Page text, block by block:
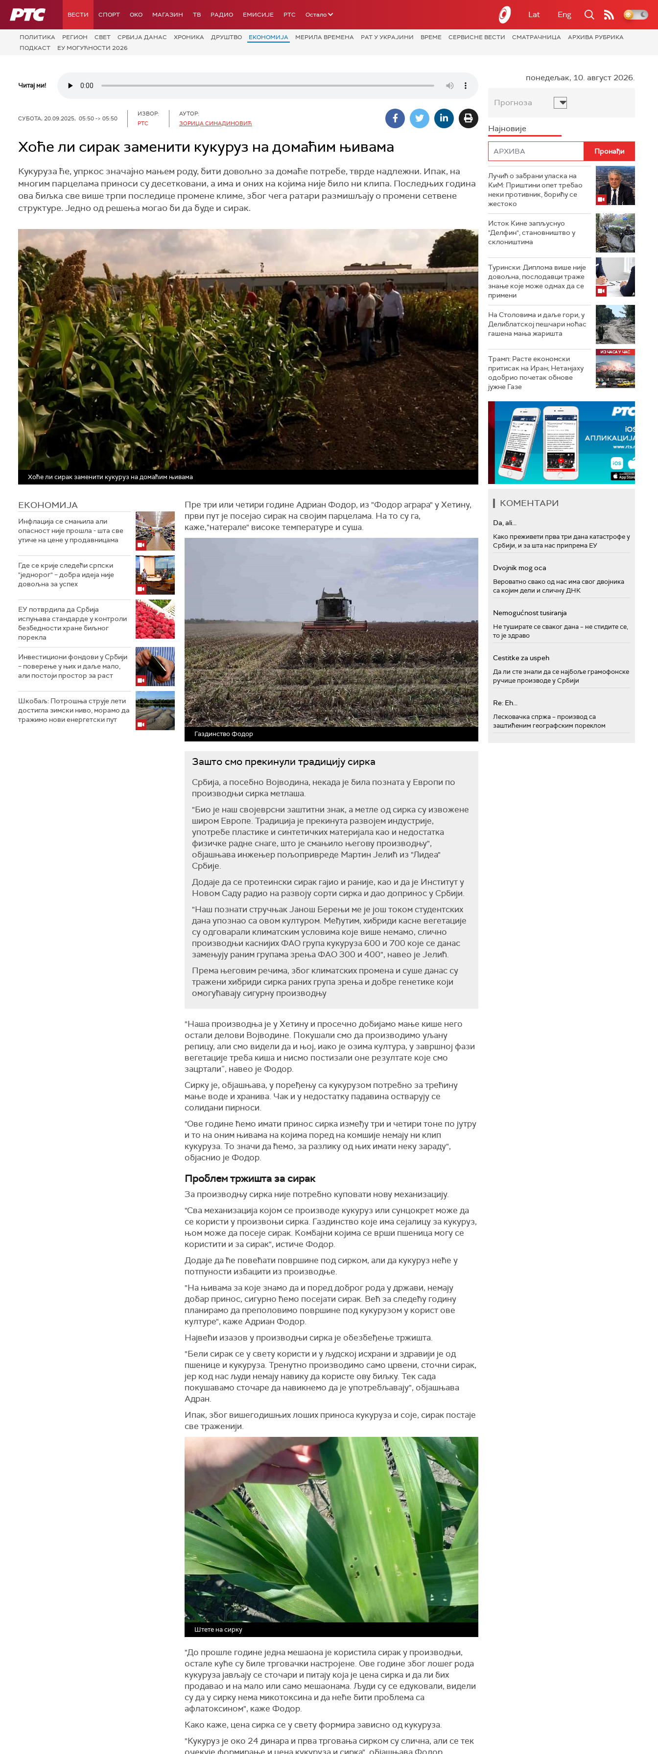
РТС ВЕСТИ СПОРТ OKO МАГАЗИН ТВ РАДИО ЕМИСИЈЕ РТС Остало Lat Eng
ПОЛИТИКА РЕГИОН СВЕТ СРБИЈА ДАНАС ХРОНИКА ДРУШТВО ЕКОНОМИЈА МЕРИЛА ВРЕМЕНА РАТ У УКРАЈИНИ ВРЕМЕ СЕРВИСНЕ ВЕСТИ СМАТРАЧНИЦА
АРХИВА РУБРИКА
ПОДКАСТ
ЕУ МОГУЋНОСТИ 2026
Читај ми!
СУБОТА, 20.09.2025, 05:50 -> 05:50
ИЗВОР:
РТС
АУТОР:
ЗОРИЦА СИНАДИНОВИЋ
Хоће ли сирак заменити кукуруз на домаћим њивама
Кукуруза ће, упркос значајно мањем роду, бити довољно за домаће потребе, тврде надлежни. Ипак, на
многим парцелама приноси су десетковани, а има и оних на којима није било ни клипа. Последњих година
ова биљка све више трпи последице промене климе, због чега ратари размишљају о промени сетвене
структуре. Једно од решења могао би да буде и сирак.
Хоће ли сирак заменити кукуруз на домаћим њивама
ЕКОНОМИЈА
Инфлација се смањила али
опасност није прошла - шта све
утиче на цене у продавницама
Где се крије следећи српски
"једнорог" – добра идеја није
довољна за успех
ЕУ потврдила да Србија
испуњава стандарде у контроли
безбедности хране биљног
порекла
Инвестициони фондови у Србији
– поверење у њих и даље мало,
али постоји простор за раст
Шкобаљ: Потрошња струје лети
достигла зимски ниво, морамо да
тражимо нови енергетски пут
Пре три или четири године Адриан Фодор, из "Фодор аграра" у Хетину,
први пут је посејао сирак на својим парцелама. На то су га,
каже,"натерале" високе температуре и суша.
Газдинство Фодор
Зашто смо прекинули традицију сирка
Србија, а посебно Војводина, некада је била позната у Европи по
производњи сирка метлаша.
"Био је наш својеврсни заштитни знак, а метле од сирка су извожене
широм Европе. Традиција је прекинута развојем индустрије,
употребе пластике и синтетичких материјала као и недостатка
физичке радне снаге, што је смањило његову производњу",
објашњава инжењер пољопривреде Мартин Јелић из "Лидеа"
Србије.
Додаје да се протеински сирак гајио и раније, као и да је Институт у
Новом Саду радио на развоју сорти сирка и дао допринос у Србији.
"Наш познати стручњак Јанош Берењи ме је још током студентских
дана упознао са овом културом. Међутим, хибриди касне вегетације
су одговарали климатским условима које више немамо, слично
производњи каснијих ФАО група кукуруза 600 и 700 које се данас
замењују раним групама зрења ФАО 300 и 400", навео је Јелић.
Према његовим речима, због климатских промена и суше данас су
тражени хибриди сирка раних група зрења и добре генетике који
омогућавају сигурну производњу
"Наша производња је у Хетину и просечно добијамо мање кише него
остали делови Војводине. Покушали смо да производимо уљану
репицу, али смо видели да и њој, иако је озима култура, у завршној фази
вегетације треба киша и нисмо постизали оне резултате које смо
зацртали”, навео је Фодор.
Сирку је, објашњава, у поређењу са кукурузом потребно за трећину
мање воде и хранива. Чак и у недостатку падавина остварују се
солидани пирноси.
"Ове године ћемо имати принос сирка између три и четири тоне по јутру
и то на оним њивама на којима поред на комшије немају ни клип
кукуруза. То значи да ћемо, за разлику од њих имати неку зараду",
објаснио је Фодор.
Проблем тржишта за сирак
За производњу сирка није потребно куповати нову механизацију.
"Сва механизација којом се производе кукуруз или сунцокрет може да
се користи у произвоњи сирка. Газдинство које има сејалицу за кукуруз,
њом може да посеје сирак. Комбајни којима се врши пшеница могу се
користити и за сирак", истиче Фодор.
Додаје да ће повећати површине под сирком, али да кукуруз неће у
потпуности избацити из производње.
"На њивама за које знамо да и поред доброг рода у држави, немају
добар принос, сигурно ћемо посејати сирак. Већ за следећу годину
планирамо да преполовимо површине под кукурузом у корист ове
културе", каже Адриан Фодор.
Највећи изазов у производњи сирка је обезбеђење тржишта.
"Бели сирак се у свету користи и у људској исхрани и здравији је од
пшенице и кукуруза. Тренутно производимо само црвени, сточни сирак,
јер код нас људи немају навику да користе ову биљку. Тек сада
покушавамо сточаре да навикнемо да је употребљавају", објашњава
Адран.
Ипак, због вишегодишњих лоших приноса кукуруза и соје, сирак постаје
све траженији.
Штете на сирку
"До прошле године једна мешаона је користила сирак у производњи,
остале куће су биле трговачки настројене. Ове године због лошег рода
кукуруза јављају се сточари и питају која је цена сирка и да ли бих
продавао и на мало или само мешаонама. Људи су се едуковали, видели
су да у сирку нема микотоксина и да неће бити проблема са
афлатоксином", каже Фодор.
Како каже, цена сирка се у свету формира зависно од кукуруза.
"Кукуруз је око 24 динара и прва трговања сирком су слична, али се тек
понедељак, 10. август 2026.
Прогноза
Најновије
Лучић о забрани уласка на
КиМ: Приштини опет требао
неки противник, борићу се
жестоко
Исток Кине запљуснуо
"Делфин", становништво у
склоништима
Турински: Диплома више није
довољна, послодавци траже
знање које може одмах да се
примени
На Столовима и даље гори, у
Делиблатској пешчари ноћас
гашена мања жаришта
Трамп: Расте економски
притисак на Иран; Нетанјаху
одобрио почетак обнове
јужне Газе
КОМЕНТАРИ
Da, ali...
Како преживети прва три дана катастрофе у
Србији, и за шта нас припрема ЕУ
Dvojnik mog oca
Вероватно свако од нас има свог двојника
са којим дели и сличну ДНК
Nemogućnost tusiranja
Не туширате се сваког дана – не стидите се,
то је здраво
Cestitke za uspeh
Да ли сте знали да се најбоље грамофонске
ручице производе у Србији
Re: Eh...
Лесковачка спржа – производ са
заштићеним географским пореклом